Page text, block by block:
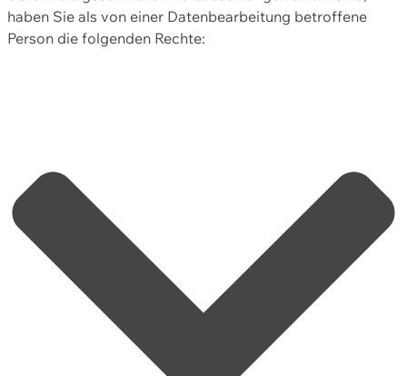
haben Sie als von einer Datenbearbeitung betroffene
Person die folgenden Rechte: